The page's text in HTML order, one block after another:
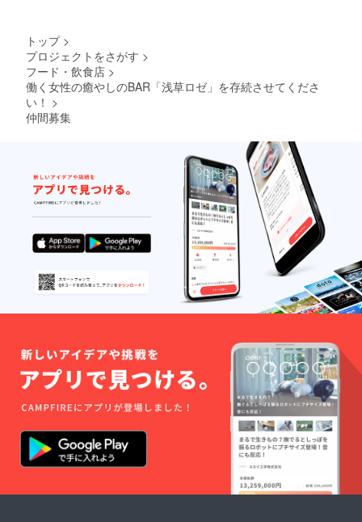
トップ >
プロジェクトをさがす >
フード・飲食店 >
働く女性の癒やしのBAR「浅草ロゼ」を存続させてくださ
い！ >
仲間募集